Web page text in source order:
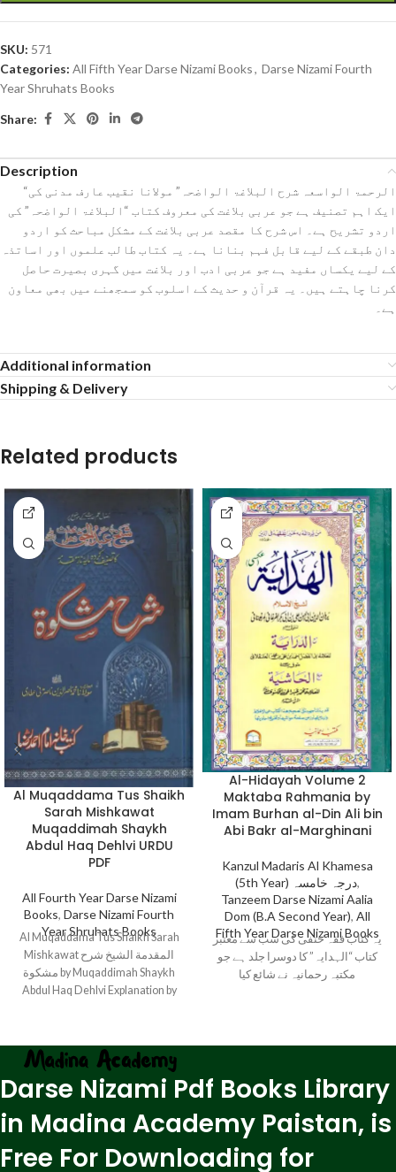
SKU: 571
Categories: All Fifth Year Darse Nizami Books, Darse Nizami Fourth
Year Shruhats Books
Share:
Description
“الرحمۃ الواسعہ شرح البلاغۃ الواضحہ” مولانا نقیب عارف مدنی کی
ایک اہم تصنیف ہے جو عربی بلاغت کی معروف کتاب “البلاغۃ الواضحہ” کی
اردو تشریح ہے۔ اس شرح کا مقصد عربی بلاغت کے مشکل مباحث کو اردو
دان طبقے کے لیے قابل فہم بنانا ہے۔ یہ کتاب طالب علموں اور اساتذہ
کے لیے یکساں مفید ہے جو عربی ادب اور بلاغت میں گہری بصیرت حاصل
کرنا چاہتے ہیں۔ یہ قرآن و حدیث کے اسلوب کو سمجھنے میں بھی معاون
ہے۔
Additional information
Shipping & Delivery
Related products
Al Muqaddama Tus Shaikh
Sarah Mishkawat
Muqaddimah Shaykh
Abdul Haq Dehlvi URDU
PDF
All Fourth Year Darse Nizami
Books, Darse Nizami Fourth
Year Shruhats Books
Al Muqaddama Tus Shaikh Sarah
Mishkawat المقدمة الشیخ شرح
مشکوة by Muqaddimah Shaykh
Abdul Haq Dehlvi Explanation by
Al-Hidayah Volume 2
Maktaba Rahmania by
Imam Burhan al-Din Ali bin
Abi Bakr al-Marghinani
Kanzul Madaris Al Khamesa
(5th Year) درجہ خامسہ,
Tanzeem Darse Nizami Aalia
Dom (B.A Second Year), All
Fifth Year Darse Nizami Books
یہ کتاب فقہ حنفی کی سب سے معتبر
کتاب “الہدایہ” کا دوسرا جلد ہے جو
مکتبہ رحمانیہ نے شائع کیا
Darse Nizami Pdf Books Library
in Madina Academy Paistan, is
Free For Downloading for